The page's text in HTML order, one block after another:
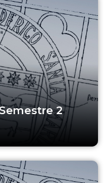
2